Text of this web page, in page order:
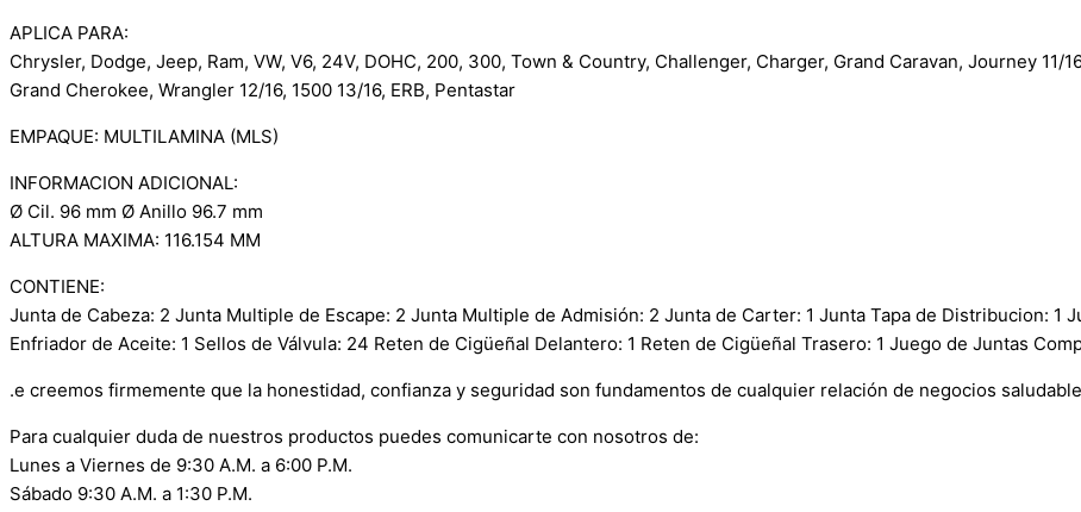
APLICA PARA:
Chrysler, Dodge, Jeep, Ram, VW, V6, 24V, DOHC, 200, 300, Town & Country, Challenger, Charger, Grand Caravan, Journey 11/
Grand Cherokee, Wrangler 12/16, 1500 13/16, ERB, Pentastar
EMPAQUE: MULTILAMINA (MLS)
INFORMACION ADICIONAL:
Ø Cil. 96 mm Ø Anillo 96.7 mm
ALTURA MAXIMA: 116.154 MM
CONTIENE:
Junta de Cabeza: 2 Junta Multiple de Escape: 2 Junta Multiple de Admisión: 2 Junta de Carter: 1 Junta Tapa de Distribucion: 1
Enfriador de Aceite: 1 Sellos de Válvula: 24 Reten de Cigüeñal Delantero: 1 Reten de Cigüeñal Trasero: 1 Juego de Juntas
.e creemos firmemente que la honestidad, confianza y seguridad son fundamentos de cualquier relación de negocios
Para cualquier duda de nuestros productos puedes comunicarte con nosotros de:
Lunes a Viernes de 9:30 A.M. a 6:00 P.M.
Sábado 9:30 A.M. a 1:30 P.M.